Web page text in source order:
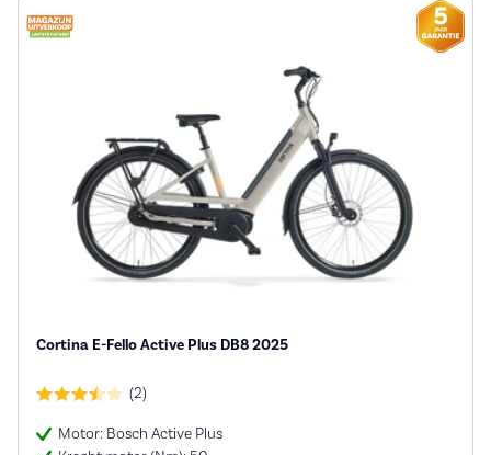
Cortina E-Fello Active Plus DB8 2025
(2)
Motor: Bosch Active Plus